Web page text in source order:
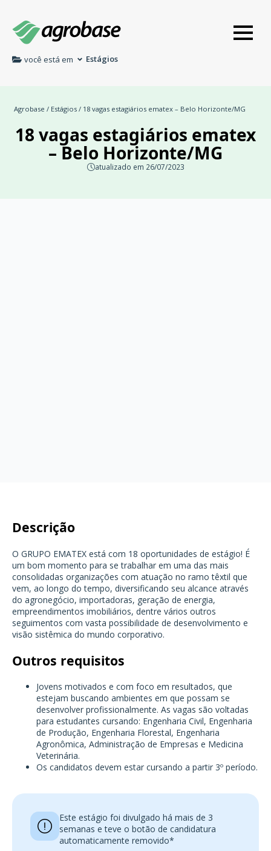
você está em Estágios
Agrobase / Estágios / 18 vagas estagiários ematex – Belo Horizonte/MG
18 vagas estagiários ematex
– Belo Horizonte/MG
atualizado em 26/07/2023
Descrição
O GRUPO EMATEX está com 18 oportunidades de estágio! É
um bom momento para se trabalhar em uma das mais
consolidadas organizações com atuação no ramo têxtil que
vem, ao longo do tempo, diversificando seu alcance através
do agronegócio, importadoras, geração de energia,
empreendimentos imobiliários, dentre vários outros
seguimentos com vasta possibilidade de desenvolvimento e
visão sistêmica do mundo corporativo.
Outros requisitos
Jovens motivados e com foco em resultados, que
estejam buscando ambientes em que possam se
desenvolver profissionalmente. As vagas são voltadas
para estudantes cursando: Engenharia Civil, Engenharia
de Produção, Engenharia Florestal, Engenharia
Agronômica, Administração de Empresas e Medicina
Veterinária.
Os candidatos devem estar cursando a partir 3º período.
Este estágio foi divulgado há mais de 3
semanas e teve o botão de candidatura
automaticamente removido*